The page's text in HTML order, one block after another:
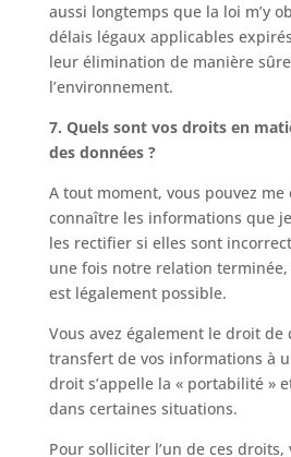
aussi longtemps que la loi m’y
délais légaux applicables
leur élimination de manière
l’environnement.
7. Quels sont vos droits en
des données ?
A tout moment, vous pouvez
connaître les informations que
les rectifier si elles sont
une fois notre relation terminée,
est légalement possible.
Vous avez également le droit de
transfert de vos informations à
droit s’appelle la « portabilité »
dans certaines situations.
Pour solliciter l’un de ces